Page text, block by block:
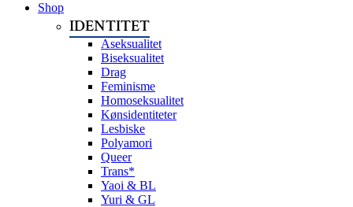
Shop
IDENTITET
Aseksualitet
Biseksualitet
Drag
Feminisme
Homoseksualitet
Kønsidentiteter
Lesbiske
Polyamori
Queer
Trans*
Yaoi & BL
Yuri & GL